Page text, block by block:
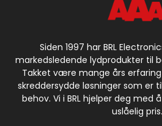
Siden 1997 har BRL
markedsledende lydprodukter til
Takket være mange års
skreddersydde løsninger som er
behov. Vi i BRL hjelper deg med
uslåelig pris.